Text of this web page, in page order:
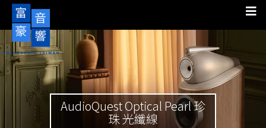
AudioQuest Optical Pearl 珍
珠 光纖線